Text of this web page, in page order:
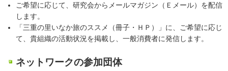
ご希望に応じて、研究会からメールマガジン（Ｅメール）を配信
します。
「三重の里いなか旅のススメ（冊子・ＨＰ）」に、ご希望に応じ
て、貴組織の活動状況を掲載し、一般消費者に発信します。
ネットワークの参加団体